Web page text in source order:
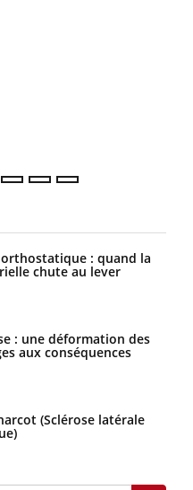
: quand la
chute au lever
: une déformation des
aux conséquences
(Sclérose latérale